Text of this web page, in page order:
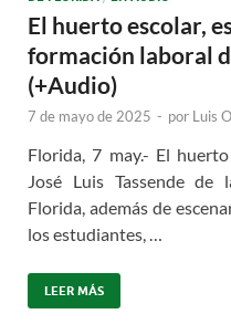
El huerto escolar,
formación laboral
(+Audio)
7 de mayo de 2025 - por Luis
Florida, 7 may.- El
José Luis Tassende
Florida, además de
los estudiantes, …
LEER MÁS